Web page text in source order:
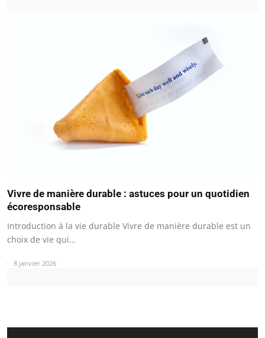
Vivre de manière durable : astuces pour un quotidien
écoresponsable
Introduction à la vie durable Vivre de manière durable est un
choix de vie qui…
8 janvier 2026